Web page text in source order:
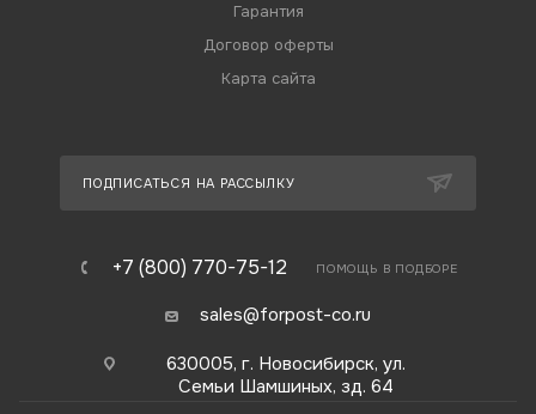
Гарантия
Договор оферты
Карта сайта
ПОДПИСАТЬСЯ НА РАССЫЛКУ
+7 (800) 770-75-12 ПОМОЩЬ В ПОДБОРЕ
sales@forpost-co.ru
630005, г. Новосибирск, ул.
Семьи Шамшиных, зд. 64